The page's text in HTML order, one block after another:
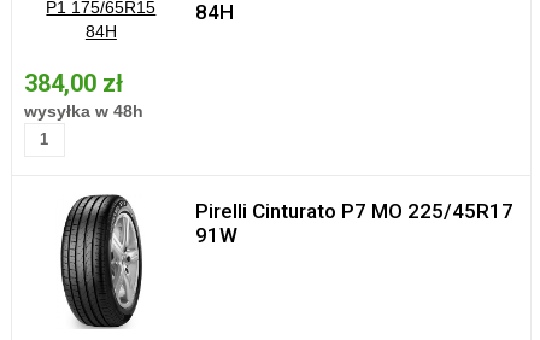
84H
384,00 zł
wysyłka w 48h
Pirelli Cinturato P7 MO 225/45R17
91W